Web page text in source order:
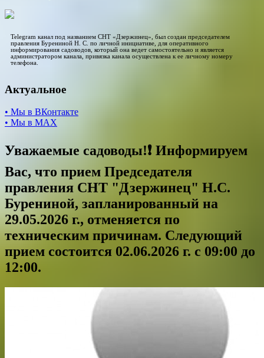
Telegram канал под названием СНТ «Дзержинец», был создан председателем
правления Бурениной Н. С. по личной инициативе, для оперативного
информирования садоводов, который она ведет самостоятельно и является
администратором канала, привязка канала осуществлена к ее личному номеру
телефона.
Актуальное
• Мы в ВКонтакте
• Мы в МАХ
Уважаемые садоводы!❗ Информируем
Вас, что прием Председателя
правления СНТ "Дзержинец" Н.С.
Бурениной, запланированный на
29.05.2026 г., отменяется по
техническим причинам. Следующий
прием состоится 02.06.2026 г. с 09:00 до
12:00.